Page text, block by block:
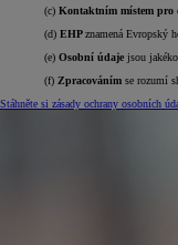
(c) Kontaktním místem pro
(d) EHPznamená Evropský
(e) Osobní údaje jsou
(f) Zpracováním se rozumí
Stáhněte si zásady ochrany osobních